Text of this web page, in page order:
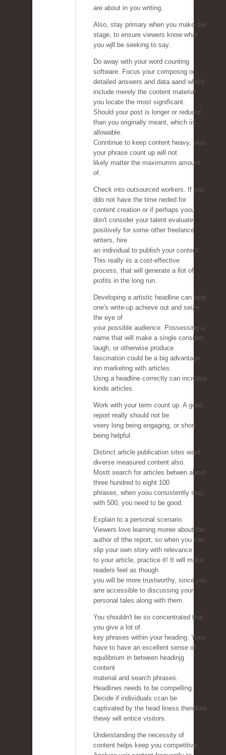
are about in you writing.
Also, stay primary when you make our
stage, to ensure viewers know what
you wjll be seeking to say.
Do away with your word counting
software. Focus your composng on
detailed answers and data aand which
include merely the content material
you locate the most significant.
Should your post is longer or reducrd
than you originally meant, which iis
allowable.
Conntinue to keep content heavy, plus
your phrase count up will not
likely matter the maximumm amount
of.
Check into outsourced workers. If you
ddo not have the time neded for
content creation or if perhaps yoou
don't consider your talent evaluate
positively for some other freelance
writers, hire
an individual to publish your content.
This really iis a cost-effective
process, that will generate a llot of
profits in the long run.
Developing a artistic headline can help
one's write-up achieve out and seize
the eye of
your possible audience. Possessing a
name that will make a single consider,
laugh, or otherwise produce
fascination could be a big advantage
inn marketing with articles.
Usng a headline correctly can increase
kinds articles.
Work with your term count up. A good
report really should not be
veery long being engaging, or short
being helpful.
Distinct article publication sites want
diverse measured content also.
Mostt search for articles betwen about
three hundred to eight 100
phrases, when yoou consistently stay
with 500, you need to be good.
Explain to a personal scenario.
Viewers love learning moree about the
author of tthe report, so when you can
slip your own story with relevance
to your article, practice it! It will make
readers feel as though
you will be more trustworthy, since you
arre accessible to discussing your
personal tales along with them.
You shouldn't be so concentrated that
you give a lot of
key phrases within your heading. Yoou
have to have an excellent sense of
equilibrium in between headinjg
content
material and search phrases.
Headlines needs to be compelling.
Decide if individuals ccan be
captivated by the head liness therefore
thewy will entice visitors.
Understanding the necessity of
content helps keep you competitive.